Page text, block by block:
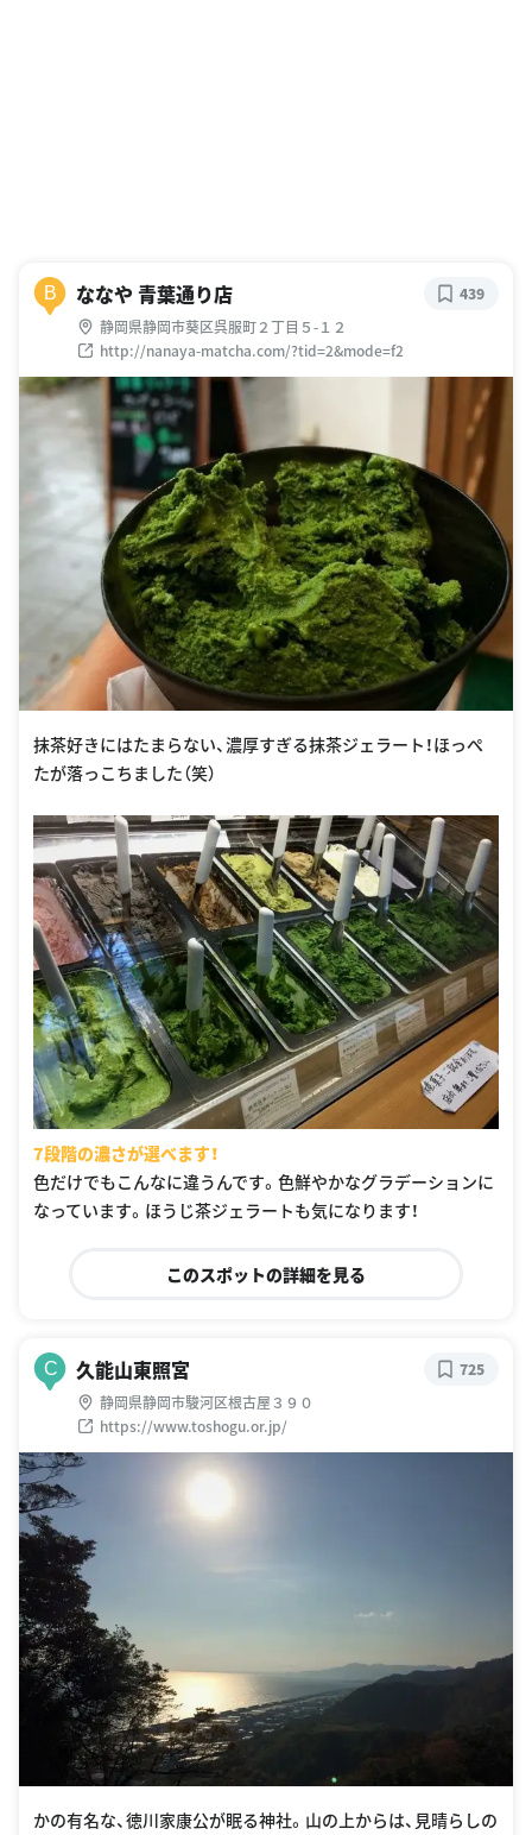
B ななや 青葉通り店
静岡県静岡市葵区呉服町２丁目５-１２
http://nanaya-matcha.com/?tid=2&mode=f2
439
抹茶好きにはたまらない、濃厚すぎる抹茶ジェラート！ほっぺ
たが落っこちました（笑）
7段階の濃さが選べます！
色だけでもこんなに違うんです。色鮮やかなグラデーションに
なっています。ほうじ茶ジェラートも気になります！
このスポットの詳細を見る
C 久能山東照宮
静岡県静岡市駿河区根古屋３９０
https://www.toshogu.or.jp/
725
かの有名な、徳川家康公が眠る神社。山の上からは、見晴らしの